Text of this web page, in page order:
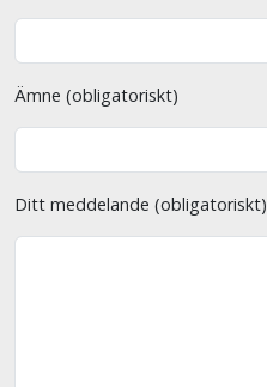
Ämne (obligatoriskt)
Ditt meddelande (obligatoriskt)